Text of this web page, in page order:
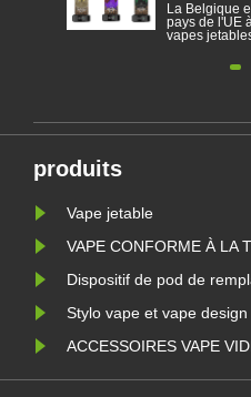
Les
devenues un
aident les
tabagisme.
produits
Vape jetable
VAPE CONFORME À LA
Dispositif de pod de
Stylo vape et vape
ACCESSOIRES VAPE